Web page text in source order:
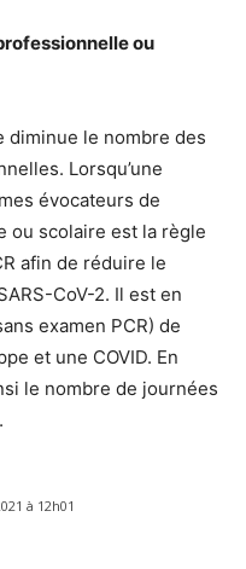
ou
diminue le nombre des
Lorsqu’une
évocateurs de
ou scolaire est la règle
afin de réduire le
CoV-2. Il est en
examen PCR) de
et une COVID. En
le nombre de journées
à 12h01